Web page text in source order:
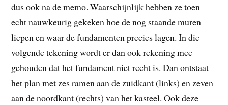
dus ook na de memo. Waarschijnlijk hebben ze toen
echt nauwkeurig gekeken hoe de nog staande muren
liepen en waar de fundamenten precies lagen. In die
volgende tekening wordt er dan ook rekening mee
gehouden dat het fundament niet recht is. Dan ontstaat
het plan met zes ramen aan de zuidkant (links) en zeven
aan de noordkant (rechts) van het kasteel. Ook deze